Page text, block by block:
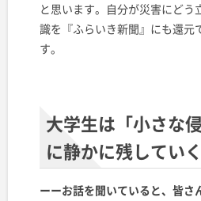
と思います。自分が災害にどう
識を『ふらいき新聞』にも還元
す。
大学生は「小さな
に静かに残してい
ーーお話を聞いていると、皆さ